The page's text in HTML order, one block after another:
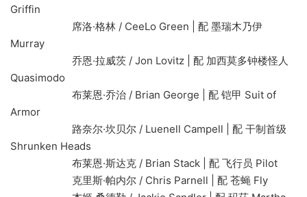
Griffin
席洛·格林 / CeeLo Green | 配 墨瑞木乃伊
Murray
乔恩·拉威茨 / Jon Lovitz | 配 加西莫多钟楼怪人
Quasimodo
布莱恩·乔治 / Brian George | 配 铠甲 Suit of
Armor
路奈尔·坎贝尔 / Luenell Campell | 配 干制首级
Shrunken Heads
布莱恩·斯达克 / Brian Stack | 配 飞行员 Pilot
克里斯·帕内尔 / Chris Parnell | 配 苍蝇 Fly